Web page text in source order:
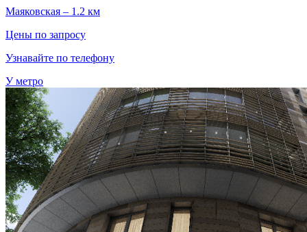
Маяковская – 1.2 км
Цены по запросу
Узнавайте по телефону
У метро